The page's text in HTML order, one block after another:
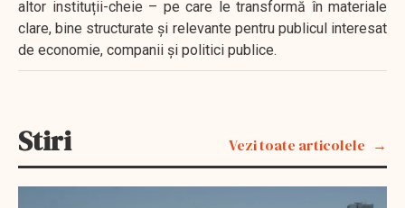
altor instituții-cheie – pe care le transformă în materiale
clare, bine structurate și relevante pentru publicul interesat
de economie, companii și politici publice.
Stiri Vezi toate articolele